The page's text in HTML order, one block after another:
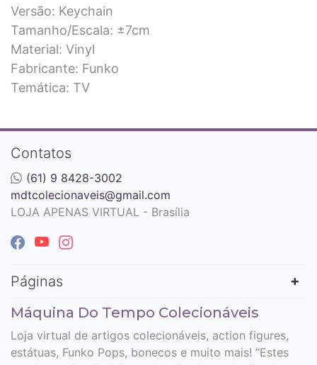
Versão: Keychain
Tamanho/Escala: ±7cm
Material: Vinyl
Fabricante: Funko
Temática: TV
Contatos
(61) 9 8428-3002
mdtcolecionaveis@gmail.com
LOJA APENAS VIRTUAL - Brasília
Páginas
Máquina Do Tempo Colecionáveis
Loja virtual de artigos colecionáveis, action figures,
estátuas, Funko Pops, bonecos e muito mais! “Estes